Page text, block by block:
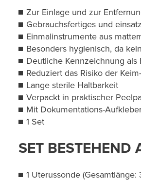
Zur Einlage und zur
Gebrauchsfertiges und
Einmalinstrumente aus
Besonders hygienisch, da
Deutliche Kennzeichnung als
Reduziert das Risiko der
Lange sterile Haltbarkeit
Verpackt in praktischer
Mit Dokumentations-
1 Set
SET BESTEHEND
1 Uterussonde